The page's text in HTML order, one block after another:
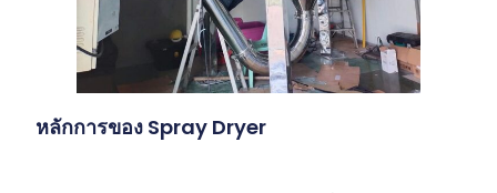
หลักการของ Spray Dryer